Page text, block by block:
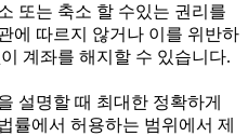
또는 축소 할 수있는 권리를
에 따르지 않거나 이를 위반하
계좌를 해지할 수 있습니다.
설명할 때 최대한 정확하게
률에서 허용하는 범위에서 제